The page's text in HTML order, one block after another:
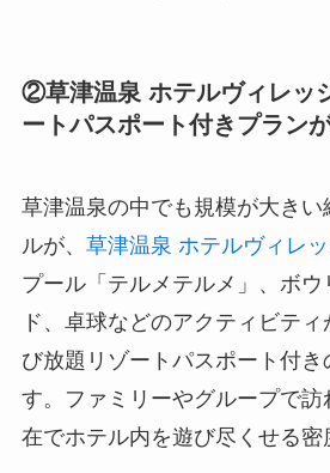
②草津温泉 ホテルヴィレッ
ートパスポート付きプラン
草津温泉の中でも規模が大きい
ルが、 草津温泉 ホテルヴィレ
プール「テルメテルメ」、ボ
ド、卓球などのアクティビテ
び放題リゾートパスポート付き
す。ファミリーやグループで
在でホテル内を遊び尽くせる密